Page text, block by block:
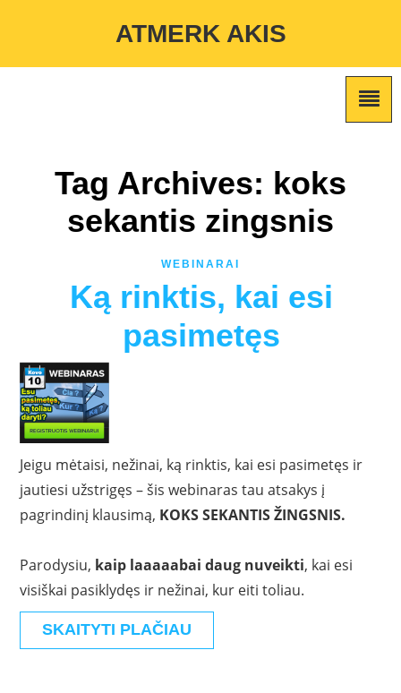
/home/atmerkakis/public_html/wp-content/themes/marketing-
ATMERK AKIS
Tag Archives: koks
sekantis zingsnis
WEBINARAI
Ką rinktis, kai esi
pasimetęs
Jeigu mėtaisi, nežinai, ką rinktis, kai esi pasimetęs ir
jautiesi užstrigęs – šis webinaras tau atsakys į
pagrindinį klausimą, KOKS SEKANTIS ŽINGSNIS.
Parodysiu, kaip laaaaabai daug nuveikti, kai esi
visiškai pasiklydęs ir nežinai, kur eiti toliau.
SKAITYTI PLAČIAU